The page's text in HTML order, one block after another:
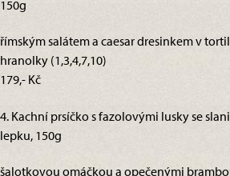
150g
římským salátem a caesar dresinkem v
hranolky (1,3,4,7,10)
179,- Kč
4. Kachní prsíčko s fazolovými lusky se
lepku, 150g
šalotkovou omáčkou a opečenými